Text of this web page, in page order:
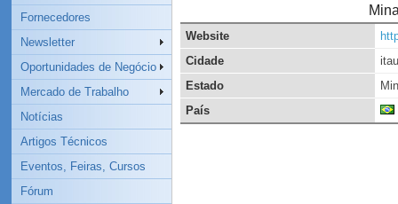
Fornecedores
Newsletter
Oportunidades de Negócio
Mercado de Trabalho
Notícias
Artigos Técnicos
Eventos, Feiras, Cursos
Fórum
Website
Cidade
Estado
País